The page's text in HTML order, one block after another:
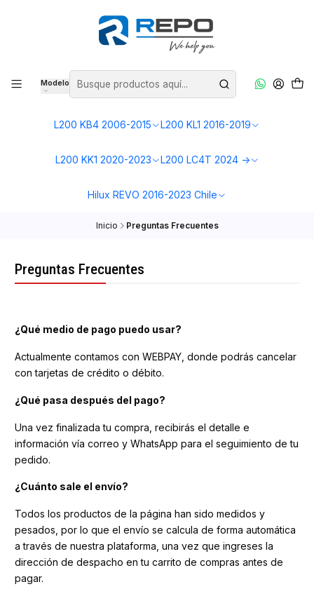
Modelo
L200 KB4 2006-2015 L200 KL1 2016-2019
L200 KK1 2020-2023 L200 LC4T 2024 ->
Hilux REVO 2016-2023 Chile
Inicio Preguntas Frecuentes
Preguntas Frecuentes
¿Qué medio de pago puedo usar?
Actualmente contamos con WEBPAY, donde podrás cancelar
con tarjetas de crédito o débito.
¿Qué pasa después del pago?
Una vez finalizada tu compra, recibirás el detalle e
información vía correo y WhatsApp para el seguimiento de tu
pedido.
¿Cuánto sale el envío?
Todos los productos de la página han sido medidos y
pesados, por lo que el envío se calcula de forma automática
a través de nuestra plataforma, una vez que ingreses la
dirección de despacho en tu carrito de compras antes de
pagar.